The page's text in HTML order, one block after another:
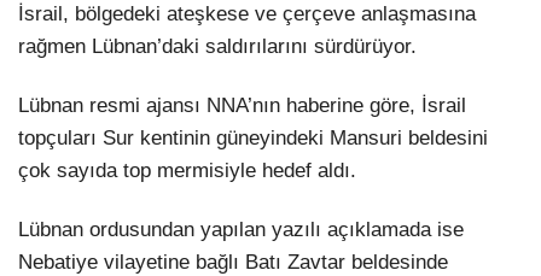
İsrail, bölgedeki ateşkese ve çerçeve anlaşmasına
rağmen Lübnan’daki saldırılarını sürdürüyor.
Lübnan resmi ajansı NNA’nın haberine göre, İsrail
topçuları Sur kentinin güneyindeki Mansuri beldesini
çok sayıda top mermisiyle hedef aldı.
Lübnan ordusundan yapılan yazılı açıklamada ise
Nebatiye vilayetine bağlı Batı Zavtar beldesinde